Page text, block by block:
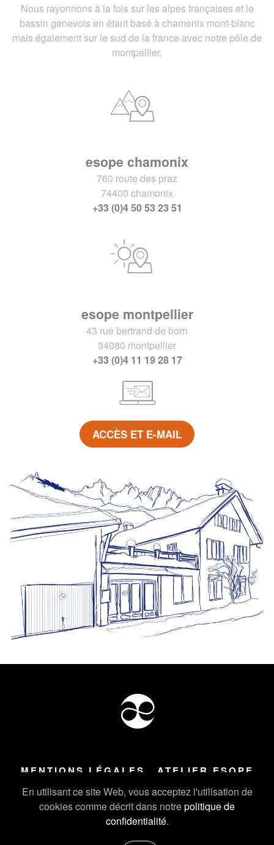
En utilisant ce site Web, vous acceptez l'utilisation de
cookies comme décrit dans notrepolitique de
confidentialité.
Nous rayonnons à la fois sur les alpes françaises et le
bassin genevois en étant basé à chamonix mont-blanc
mais également sur le sud de la france avec notre pôle de
montpellier.
esope chamonix
760 route des praz
74400 chamonix
+33 (0)4 50 53 23 51
esope montpellier
43 rue bertrand de born
34080 montpellier
+33 (0)4 11 19 28 17
ACCÈS ET E-MAIL
MENTIONS LÉGALES ATELIER ESOPE